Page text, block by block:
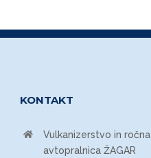
KONTAKT
Vulkanizerstvo in ročna
avtopralnica ŽAGAR